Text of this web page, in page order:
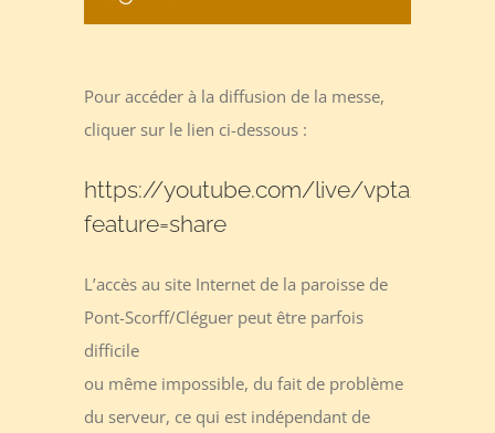
Pour accéder à la diffusion de la messe,
cliquer sur le lien ci-dessous :
https://youtube.com/live/
feature=share
L’accès au site Internet de la paroisse de
Pont-Scorff/Cléguer peut être parfois
difficile
ou même impossible, du fait de problème
du serveur, ce qui est indépendant de